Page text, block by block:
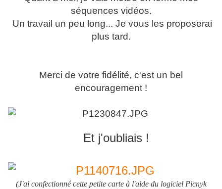
séquences vidéos.
Un travail un peu long... Je vous les proposerai
plus tard.
Merci de votre fidélité, c'est un bel
encouragement !
Et j'oubliais !
(J'ai confectionné cette petite carte à l'aide du logiciel Picnyk